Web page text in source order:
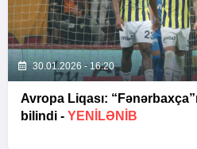
30.01.2026 - 16:20
Avropa Liqası:
bilindi - YENİLƏNİB